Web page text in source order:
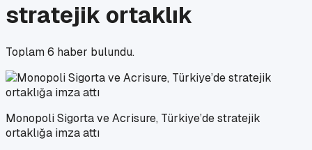
stratejik ortaklık
Toplam6 haber bulundu.
Monopoli Sigorta ve Acrisure, Türkiye’de stratejik
ortaklığa imza attı